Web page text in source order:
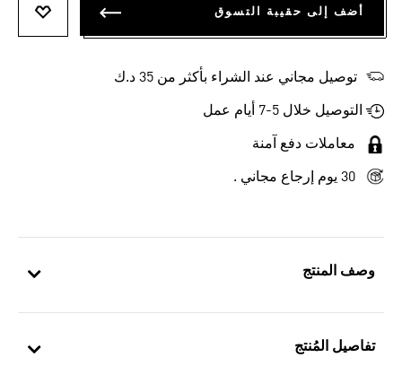
وصف المنتج
تفاصيل المُنتج
أضف إلى حقيبة التسوق
توصيل مجاني عند الشراء بأكثر من 35 د.ك
التوصيل خلال 5-7 أيام عمل
معاملات دفع آمنة